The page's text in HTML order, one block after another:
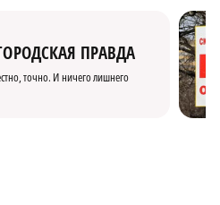
ПРАВДА
точно. И ничего лишнего